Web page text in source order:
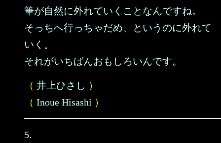
筆が自然に外れていくことなんですね。
そっちへ行っちゃだめ、というのに外れて
いく。
それがいちばんおもしろいんです。
（ 井上ひさし ）
（ Inoue Hisashi ）
5.